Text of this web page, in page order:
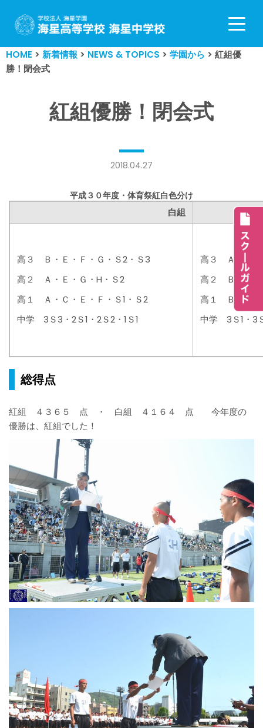
コ
ン
テ
ン
HOME > 新着情報 > NEWS & TOPICS > 学園から > 紅組優
勝！閉会式
紅組優勝！閉会式
2018.04.27
平成３０年度・体育祭紅白色分け
白組 紅
高３ Ｂ・Ｅ・Ｆ・Ｇ・Ｓ2・Ｓ3
高２ Ａ・Ｅ・Ｇ・H・Ｓ2
高１ Ａ・Ｃ・Ｅ・Ｆ・Ｓ1・Ｓ2
中学 3Ｓ3・2Ｓ1・2Ｓ2・1Ｓ1
高３ Ａ・Ｃ・
高２ Ｂ・Ｃ・
高１ Ｂ・Ｄ・
中学 3Ｓ1・3
総得点
紅組 ４３６５ 点 ・ 白組 ４１６４ 点 今年度の
優勝は、紅組でした！